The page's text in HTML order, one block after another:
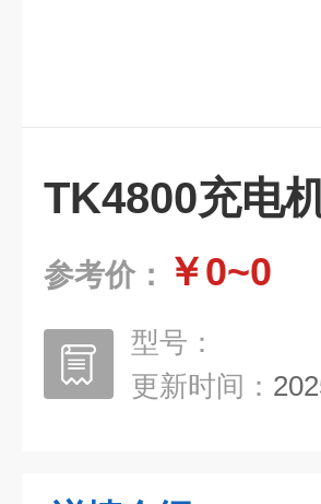
TK4800充电
参考价： ￥0~0
型号：
更新时间：